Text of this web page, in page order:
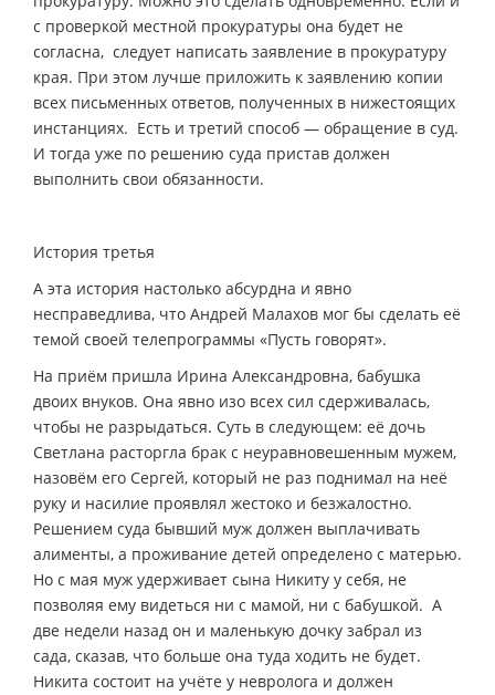
с проверкой местной прокуратуры она будет не
согласна, следует написать заявление в прокуратуру
края. При этом лучше приложить к заявлению копии
всех письменных ответов, полученных в нижестоящих
инстанциях. Есть и третий способ — обращение в суд.
И тогда уже по решению суда пристав должен
выполнить свои обязанности.
История третья
А эта история настолько абсурдна и явно
несправедлива, что Андрей Малахов мог бы сделать её
темой своей телепрограммы «Пусть говорят».
На приём пришла Ирина Александровна, бабушка
двоих внуков. Она явно изо всех сил сдерживалась,
чтобы не разрыдаться. Суть в следующем: её дочь
Светлана расторгла брак с неуравновешенным мужем,
назовём его Сергей, который не раз поднимал на неё
руку и насилие проявлял жестоко и безжалостно.
Решением суда бывший муж должен выплачивать
алименты, а проживание детей определено с матерью.
Но с мая муж удерживает сына Никиту у себя, не
позволяя ему видеться ни с мамой, ни с бабушкой. А
две недели назад он и маленькую дочку забрал из
сада, сказав, что больше она туда ходить не будет.
Никита состоит на учёте у невролога и должен